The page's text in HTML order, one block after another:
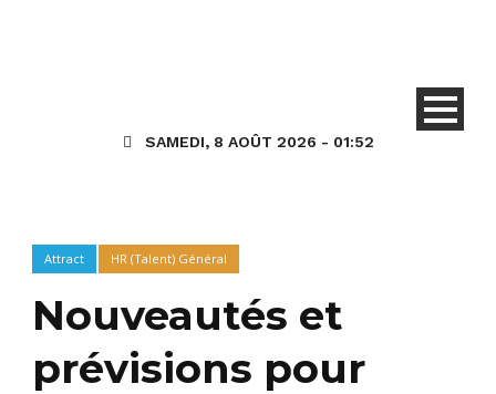
SAMEDI, 8 AOÛT 2026 - 01:52
Attract HR (Talent) Général
Nouveautés et
prévisions pour